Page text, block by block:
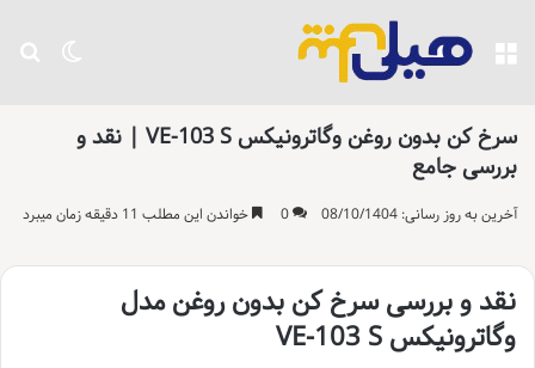
تغییر منو
سرخ کن بدون روغن وگاترونیکس VE-103 S | نقد و
بررسی جامع
آخرین به روز رسانی: 08/10/1404 0 خواندن این مطلب 11 دقیقه زمان میبرد
نقد و بررسی سرخ کن بدون روغن مدل
وگاترونیکس VE-103 S